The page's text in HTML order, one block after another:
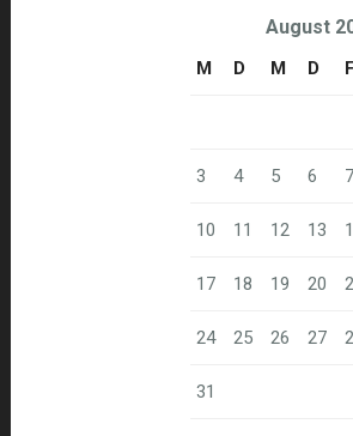
August
M D M D F
3 4 5 6 7
10 11 12 13
17 18 19 20
24 25 26 27
31